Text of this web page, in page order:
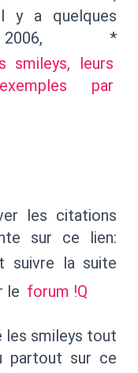
y a quelques
*
smileys, leurs
par
les citations
sur ce lien:
suivre la suite
le forum !Q
les smileys tout
partout sur ce